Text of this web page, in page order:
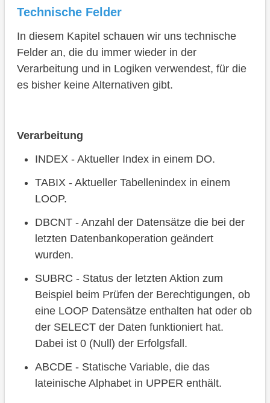
Technische Felder
In diesem Kapitel schauen wir uns technische
Felder an, die du immer wieder in der
Verarbeitung und in Logiken verwendest, für die
es bisher keine Alternativen gibt.
Verarbeitung
INDEX - Aktueller Index in einem DO.
TABIX - Aktueller Tabellenindex in einem
LOOP.
DBCNT - Anzahl der Datensätze die bei der
letzten Datenbankoperation geändert
wurden.
SUBRC - Status der letzten Aktion zum
Beispiel beim Prüfen der Berechtigungen, ob
eine LOOP Datensätze enthalten hat oder ob
der SELECT der Daten funktioniert hat.
Dabei ist 0 (Null) der Erfolgsfall.
ABCDE - Statische Variable, die das
lateinische Alphabet in UPPER enthält.